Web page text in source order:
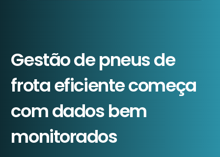
Gestão de pneus de
frota eficiente começa
com dados bem
monitorados